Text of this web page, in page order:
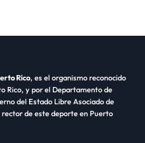
Rico, es el organismo reconocido
Rico, y por el Departamento de
del Estado Libre Asociado de
de este deporte en Puerto